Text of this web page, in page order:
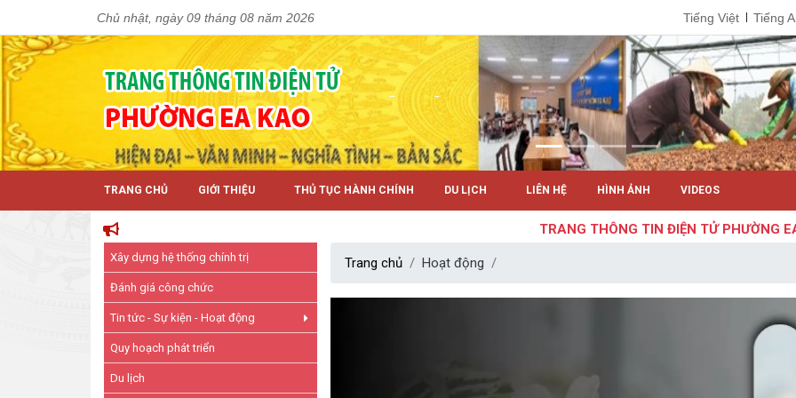
Chủ nhật, ngày 09 tháng 08 năm 2026 Tiếng Việt Tiếng
TRANG CHỦ GIỚI THIỆU THỦ TỤC HÀNH CHÍNH DU LỊCH LIÊN HỆ HÌNH ẢNH VIDEOS
TRANG THÔNG TIN ĐIỆN TỬ PHƯỜNG EAKAO
Xây dựng hệ thống chính trị
Đánh giá công chức
Tin tức - Sự kiện - Hoạt động
Quy hoạch phát triển
Du lịch
Trang chủ Hoạt động